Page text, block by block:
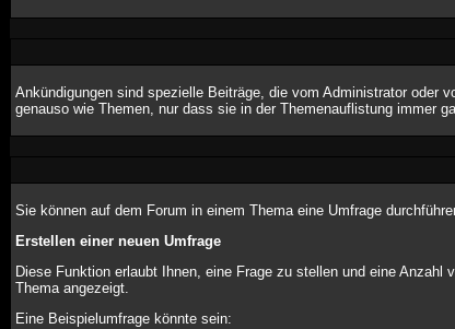
Ankündigungen sind spezielle Beiträge, die vom Administrator oder
genauso wie Themen, nur dass sie in der Themenauflistung immer
Sie können auf dem Forum in einem Thema eine Umfrage
Erstellen einer neuen Umfrage
Diese Funktion erlaubt Ihnen, eine Frage zu stellen und eine
Thema angezeigt.
Eine Beispielumfrage könnte sein: